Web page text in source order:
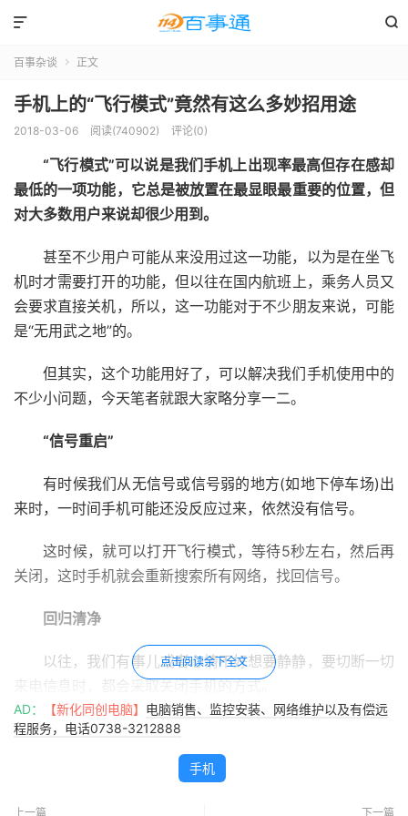


百事杂谈  正文
手机上的“飞行模式”竟然有这么多妙招用途
2018-03-06 阅读(740902) 评论(0)
“飞行模式”可以说是我们手机上出现率最高但存在感却
最低的一项功能，它总是被放置在最显眼最重要的位置，但
对大多数用户来说却很少用到。
甚至不少用户可能从来没用过这一功能，以为是在坐飞
机时才需要打开的功能，但以往在国内航班上，乘务人员又
会要求直接关机，所以，这一功能对于不少朋友来说，可能
是“无用武之地”的。
但其实，这个功能用好了，可以解决我们手机使用中的
不少小问题，今天笔者就跟大家略分享一二。
“信号重启”
有时候我们从无信号或信号弱的地方(如地下停车场)出
来时，一时间手机可能还没反应过来，依然没有信号。
这时候，就可以打开飞行模式，等待5秒左右，然后再
关闭，这时手机就会重新搜索所有网络，找回信号。
回归清净
以往，我们有事儿或者心情不好想要静静，要切断一切
其实，只需要打开飞行模式，就自自动断开所有网络，
别人给你打电话的时候会提示关机，短信也进不来了，但你
还可以开启WiFi上网、游戏，两不耽误。
点击阅读余下全文
AD： 【新化同创电脑】 电脑销售、监控安装、网络维护以及有偿远
程服务，电话0738-3212888
手机
上一篇 下一篇